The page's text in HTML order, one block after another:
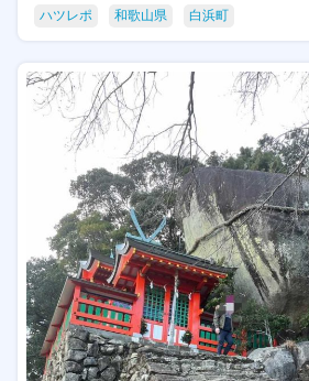
ハツレポ 和歌山県 白浜町